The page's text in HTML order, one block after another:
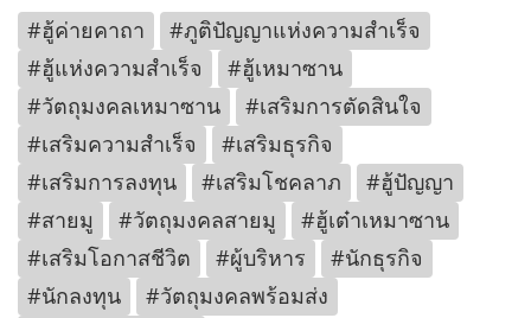
#ฮู้ค่ายคาถา
#ภูติปัญญาแห่งความสำเร็จ
#ฮู้แห่งความสำเร็จ
#ฮู้เหมาซาน
#วัตถุมงคลเหมาซาน
#เสริมการตัดสินใจ
#เสริมความสำเร็จ
#เสริมธุรกิจ
#เสริมการลงทุน
#เสริมโชคลาภ
#ฮู้ปัญญา
#สายมู
#วัตถุมงคลสายมู
#ฮู้เต๋าเหมาซาน
#เสริมโอกาสชีวิต
#ผู้บริหาร
#นักธุรกิจ
#นักลงทุน
#วัตถุมงคลพร้อมส่ง